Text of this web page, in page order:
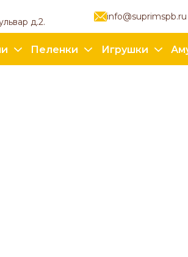
д.2.
info@suprimspb.ru
Пеленки Игрушки